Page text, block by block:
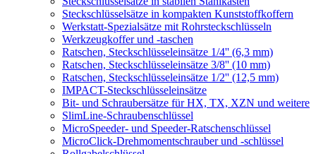
Steckschlüsselsätze in kompakten Kunststoffkoffern
Werkstatt-Spezialsätze mit Rohrsteckschlüsseln
Werkzeugkoffer und -taschen
Ratschen, Steckschlüsseleinsätze 1/4'' (6,3 mm)
Ratschen, Steckschlüsseleinsätze 3/8'' (10 mm)
Ratschen, Steckschlüsseleinsätze 1/2'' (12,5 mm)
IMPACT-Steckschlüsseleinsätze
Bit- und Schraubersätze für HX, TX, XZN und weitere
SlimLine-Schraubenschlüssel
MicroSpeeder- und Speeder-Ratschenschlüssel
MicroClick-Drehmomentschrauber und -schlüssel